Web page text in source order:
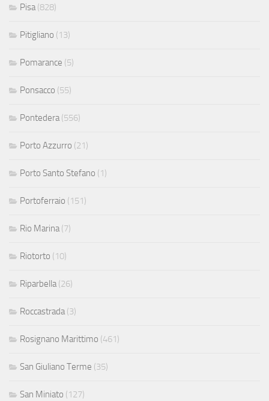
Pisa (828)
Pitigliano (13)
Pomarance (5)
Ponsacco (55)
Pontedera (556)
Porto Azzurro (21)
Porto Santo Stefano (1)
Portoferraio (151)
Rio Marina (7)
Riotorto (10)
Riparbella (26)
Roccastrada (3)
Rosignano Marittimo (461)
San Giuliano Terme (35)
San Miniato (127)